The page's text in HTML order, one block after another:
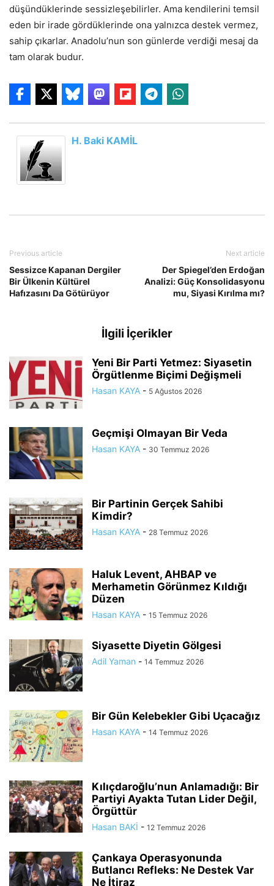
düşündüklerinde sessizleşebilirler. Ama kendilerini temsil
eden bir irade gördüklerinde ona yalnızca destek vermez,
sahip çıkarlar. Anadolu’nun son günlerde verdiği mesaj da
tam olarak budur.
H. Baki KAMİL
Previous article
Sessizce Kapanan Dergiler
Bir Ülkenin Kültürel
Hafızasını Da Götürüyor
Next article
Der Spiegel’den Erdoğan
Analizi: Güç Konsolidasyonu
mu, Siyasi Kırılma mı?
İlgili İçerikler
Yeni Bir Parti Yetmez: Siyasetin
Örgütlenme Biçimi Değişmeli
Hasan KAYA - 5 Ağustos 2026
Geçmişi Olmayan Bir Veda
Hasan KAYA - 30 Temmuz 2026
Bir Partinin Gerçek Sahibi
Kimdir?
Hasan KAYA - 28 Temmuz 2026
Haluk Levent, AHBAP ve
Merhametin Görünmez Kıldığı
Düzen
Hasan KAYA - 15 Temmuz 2026
Siyasette Diyetin Gölgesi
Adil Yaman - 14 Temmuz 2026
Bir Gün Kelebekler Gibi Uçacağız
Hasan KAYA - 14 Temmuz 2026
Kılıçdaroğlu’nun Anlamadığı: Bir
Partiyi Ayakta Tutan Lider Değil,
Örgüttür
Hasan BAKİ - 12 Temmuz 2026
Çankaya Operasyonunda
Butlancı Refleks: Ne Destek Var
Ne İtiraz